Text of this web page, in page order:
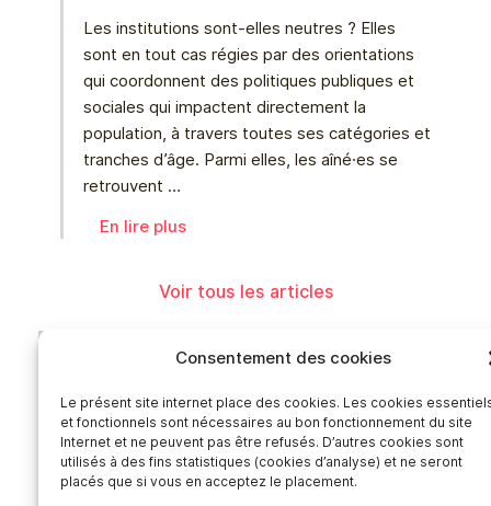
Consentement des cookies
Le présent site internet place des cookies. Les cookies
et fonctionnels sont nécessaires au bon fonctionnement du site
Internet et ne peuvent pas être refusés. D’autres cookies sont
utilisés à des fins statistiques (cookies d’analyse) et ne seront
placés que si vous en acceptez le placement.
Les institutions sont-elles neutres ? Elles
sont en tout cas régies par des orientations
qui coordonnent des politiques publiques et
sociales qui impactent directement la
population, à travers toutes ses catégories et
tranches d’âge. Parmi elles, les aîné⸱es se
retrouvent …
En lire plus
Voir tous les articles
Accès rapides
Actualités – archives
Publications
Offres d’emploi
Catalogue des formateur·ices de Smart